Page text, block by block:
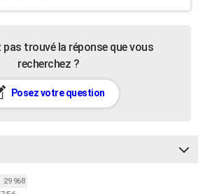
pas trouvé la réponse que vous
recherchez ?
Posez votre question
29 968